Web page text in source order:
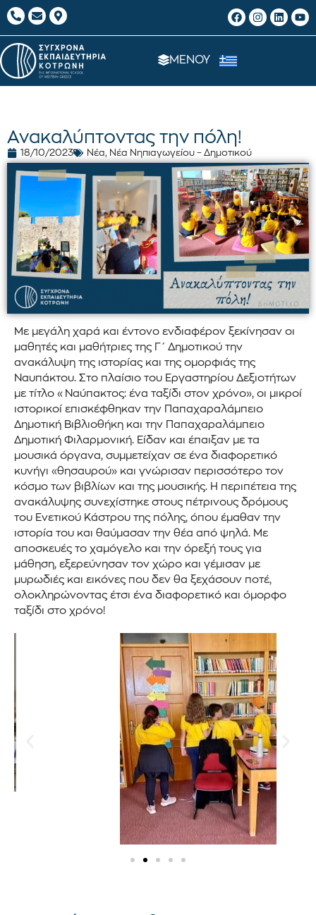
ΜΕΝΟΥ
Ανακαλύπτοντας την πόλη!
18/10/2023 Νέα, Νέα Νηπιαγωγείου – Δημοτικού
Με μεγάλη χαρά και έντονο ενδιαφέρον ξεκίνησαν οι
μαθητές και μαθήτριες της Γ΄ Δημοτικού την
ανακάλυψη της ιστορίας και της ομορφιάς της
Ναυπάκτου. Στο πλαίσιο του Εργαστηρίου Δεξιοτήτων
με τίτλο «Ναύπακτος: ένα ταξίδι στον χρόνο», οι μικροί
ιστορικοί επισκέφθηκαν την Παπαχαραλάμπειο
Δημοτική Βιβλιοθήκη και την Παπαχαραλάμπειο
Δημοτική Φιλαρμονική. Είδαν και έπαιξαν με τα
μουσικά όργανα, συμμετείχαν σε ένα διαφορετικό
κυνήγι «θησαυρού» και γνώρισαν περισσότερο τον
κόσμο των βιβλίων και της μουσικής. Η περιπέτεια της
ανακάλυψης συνεχίστηκε στους πέτρινους δρόμους
του Ενετικού Κάστρου της πόλης, όπου έμαθαν την
ιστορία του και θαύμασαν την θέα από ψηλά. Με
αποσκευές το χαμόγελο και την όρεξή τους για
μάθηση, εξερεύνησαν τον χώρο και γέμισαν με
μυρωδιές και εικόνες που δεν θα ξεχάσουν ποτέ,
ολοκληρώνοντας έτσι ένα διαφορετικό και όμορφο
ταξίδι στο χρόνο!